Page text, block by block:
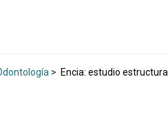
> Encia: estudio